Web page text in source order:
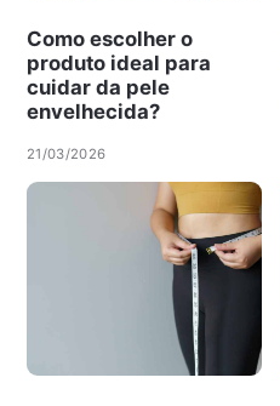
Como escolher o
produto ideal para
cuidar da pele
envelhecida?
21/03/2026